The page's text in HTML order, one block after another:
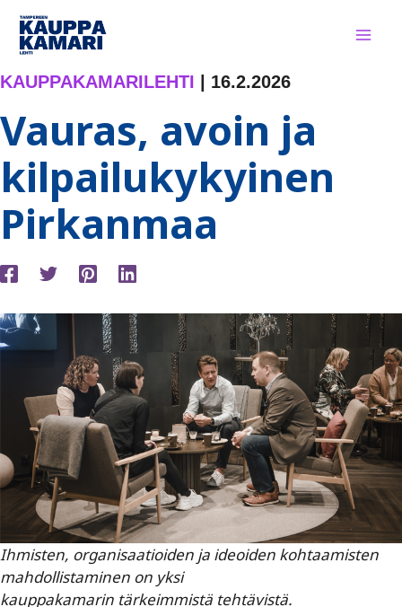
Siirry
sisältöön
KAUPPAKAMARILEHTI 16.2.2026
Vauras, avoin ja
kilpailukykyinen
Pirkanmaa
Ihmisten, organisaatioiden ja ideoiden kohtaamisten
mahdollistaminen on yksi
kauppakamarin tärkeimmistä tehtävistä.